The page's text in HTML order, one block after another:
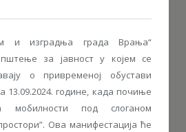
и изградња града Врања“
за јавност у којем се
о привременој обустави
13.09.2024. године, када почиње
мобилности под слоганом
Ова манифестација ће